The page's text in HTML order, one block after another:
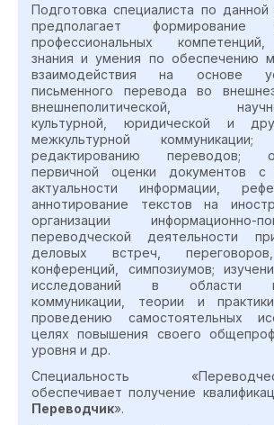
Подготовка специалиста по данной
предполагает формирование
профессиональных
знания и умения по обеспечению
взаимодействия на основе
письменного перевода во
внешнеполитической, научно-
культурной, юридической и
межкультурной
редактированию переводов;
первичной оценки документов с
актуальности информации,
аннотирование текстов на
организации
переводческой деятельности
деловых встреч,
конференций, симпозиумов;
исследований в области
коммуникации, теории и
проведению самостоятельных
целях повышения своего
уровня и др.
Специальность
обеспечивает получение
Переводчик».